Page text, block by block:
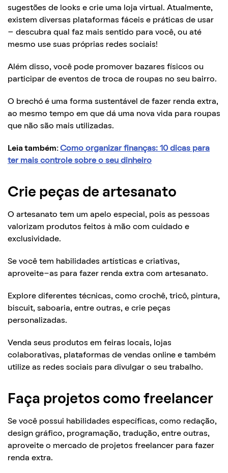
sugestões de looks e crie uma loja virtual. Atualmente,
existem diversas plataformas fáceis e práticas de usar
– descubra qual faz mais sentido para você, ou até
mesmo use suas próprias redes sociais!
Além disso, você pode promover bazares físicos ou
participar de eventos de troca de roupas no seu bairro.
O brechó é uma forma sustentável de fazer renda extra,
ao mesmo tempo em que dá uma nova vida para roupas
que não são mais utilizadas.
Leia também: Como organizar finanças: 10 dicas para
ter mais controle sobre o seu dinheiro
Crie peças de artesanato
O artesanato tem um apelo especial, pois as pessoas
valorizam produtos feitos à mão com cuidado e
exclusividade.
Se você tem habilidades artísticas e criativas,
aproveite-as para fazer renda extra com artesanato.
Explore diferentes técnicas, como crochê, tricô, pintura,
biscuit, saboaria, entre outras, e crie peças
personalizadas.
Venda seus produtos em feiras locais, lojas
colaborativas, plataformas de vendas online e também
utilize as redes sociais para divulgar o seu trabalho.
Faça projetos como freelancer
Se você possui habilidades específicas, como redação,
design gráfico, programação, tradução, entre outras,
aproveite o mercado de projetos freelancer para fazer
renda extra.